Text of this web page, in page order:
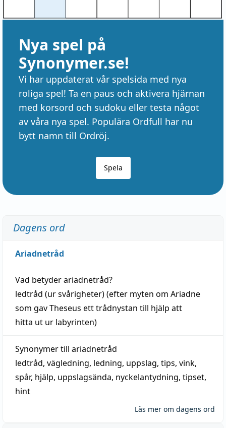
Nya spel på
Synonymer.se!
Vi har uppdaterat vår spelsida med nya
roliga spel! Ta en paus och aktivera hjärnan
med korsord och sudoku eller testa något
av våra nya spel. Populära Ordfull har nu
bytt namn till Ordröj.
Spela
Dagens ord
Ariadnetråd
Vad betyderariadnetråd?
ledtråd (ur svårigheter) (efter myten om Ariadne
som gav Theseus ett trådnystan till hjälp att
hitta ut ur labyrinten)
Synonymer till ariadnetråd
ledtråd, vägledning, ledning, uppslag, tips, vink,
spår, hjälp, uppslagsända, nyckelantydning, tipset,
hint
Läs mer om dagens ord